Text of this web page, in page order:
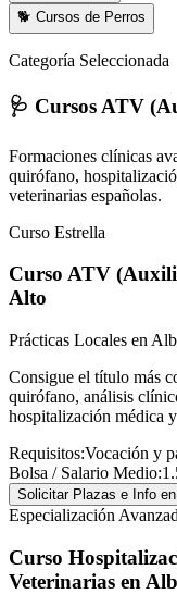
🐕 Cursos de Perros
Categoría Seleccionada
🩺 Cursos ATV
Formaciones clínicas
quirófano,
veterinarias españolas.
Curso Estrella
Curso ATV
Alto
Prácticas Locales en
Consigue el título más
quirófano, análisis
hospitalización médica
Requisitos:Vocación y
Bolsa / Salario Medio:
Solicitar Plazas e Info
Especialización
Curso
Veterinarias en